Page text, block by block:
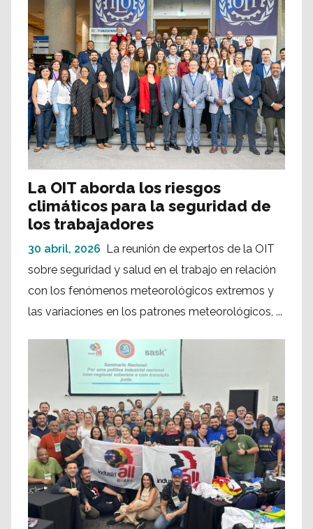
La OIT aborda los riesgos
climáticos para la seguridad de
los trabajadores
30 abril, 2026 La reunión de expertos de la OIT
sobre seguridad y salud en el trabajo en relación
con los fenómenos meteorológicos extremos y
las variaciones en los patrones meteorológicos, ...